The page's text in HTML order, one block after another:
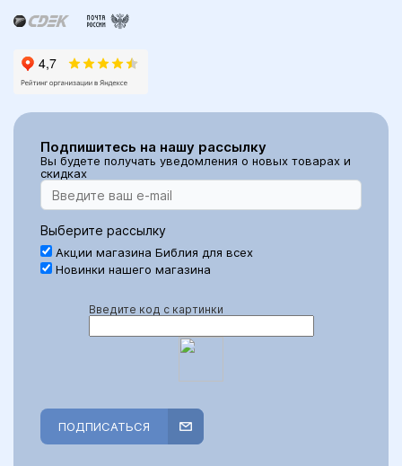
Подпишитесь на нашу рассылку
Вы будете получать уведомления о новых товарах и
скидках
Выберите рассылку
Акции магазина Библия для всех
Новинки нашего магазина
Введите код с картинки
ПОДПИСАТЬСЯ